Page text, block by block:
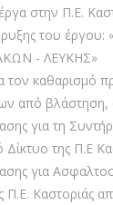
στην Π.Ε.
του
- ΛΕΥΚΗΣ»
τον καθαρισμό
από
για τη
Δίκτυο της Π.Ε
για
Π.Ε. Καστοριάς